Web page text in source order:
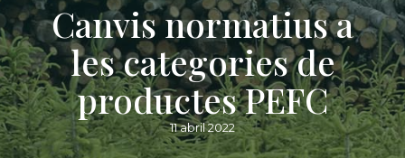
Canvis normatius a
les categories de
productes PEFC
11 abril 2022